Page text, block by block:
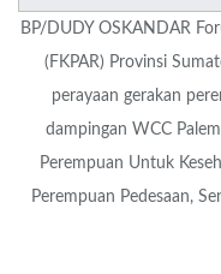
BP/DUDY OSKANDAR
(FKPAR) Provinsi
perayaan gerakan
dampingan WCC
Perempuan Untuk
Perempuan Pedesaan,